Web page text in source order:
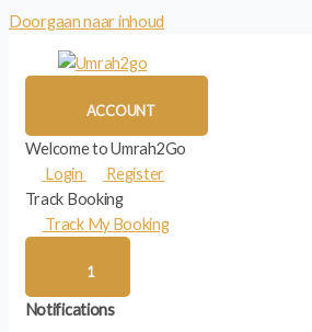
Doorgaan naar inhoud
ACCOUNT
Welcome to Umrah2Go
Login
Register
Track Booking
Track My Booking
1
Notifications